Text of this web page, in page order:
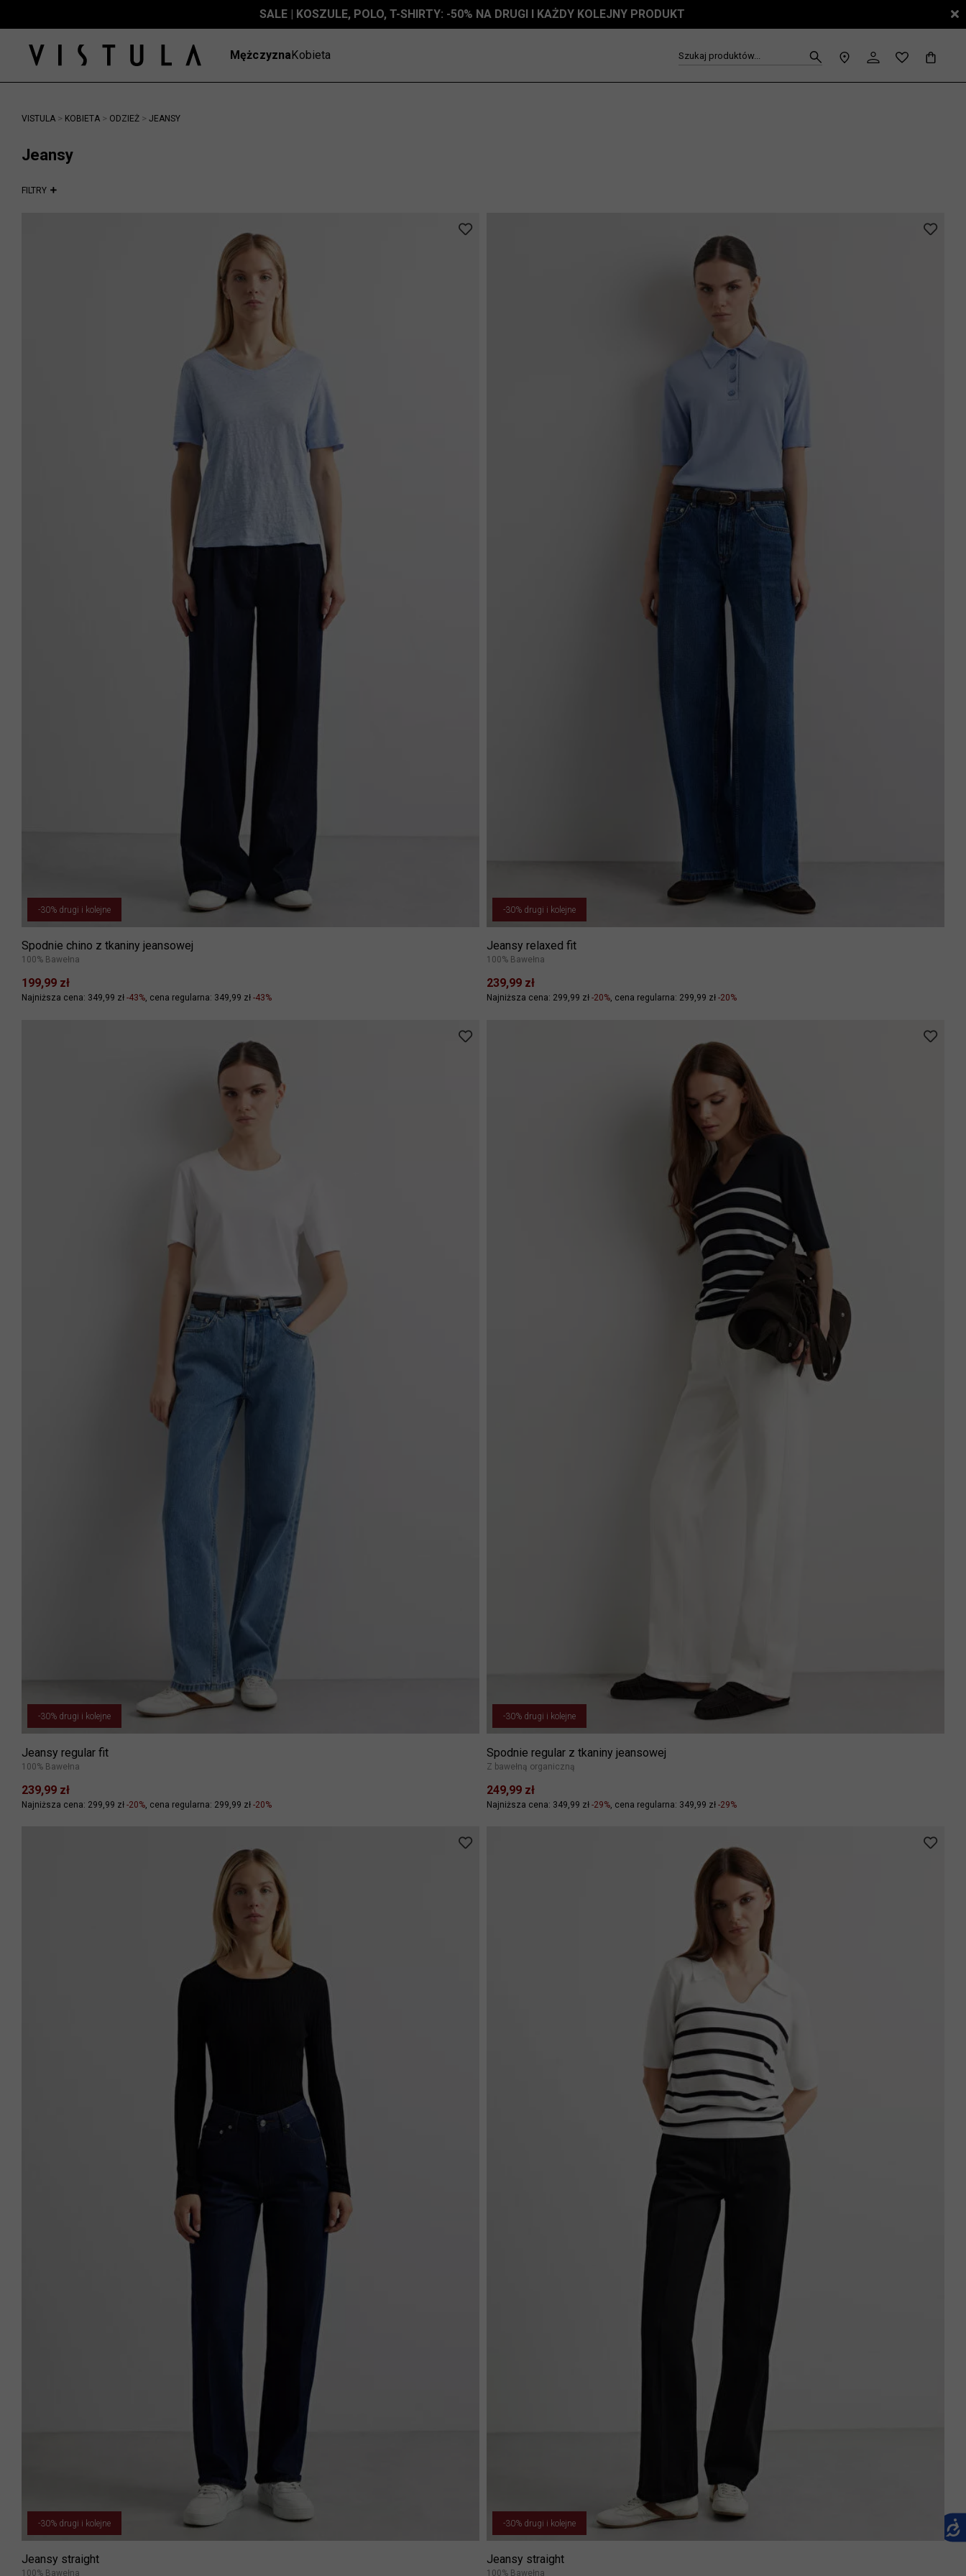
SALE | KOSZULE, POLO, T-SHIRTY: -50% NA DRUGI I KAŻDY KOLEJNY PRODUKT
MężczyznaKobieta Szukaj produktów...
VISTULA > KOBIETA > ODZIEŻ > JEANSY
Jeansy
FILTRY
-30% drugi i kolejne
Spodnie chino z tkaniny jeansowej
100% Bawełna
199,99 zł
Najniższa cena: 349,99 zł -43% cena regularna: 349,99 zł -43%
-30% drugi i kolejne
Jeansy relaxed fit
100% Bawełna
239,99 zł
Najniższa cena: 299,99 zł -20% cena regularna: 299,99 zł -20%
-30% drugi i kolejne
Jeansy regular fit
100% Bawełna
239,99 zł
Najniższa cena: 299,99 zł -20% cena regularna: 299,99 zł -20%
-30% drugi i kolejne
Spodnie regular z tkaniny jeansowej
Z bawełną organiczną
249,99 zł
Najniższa cena: 349,99 zł -29% cena regularna: 349,99 zł -29%
-30% drugi i kolejne
Jeansy straight
100% Bawełna
-30% drugi i kolejne
Jeansy straight
100% Bawełna